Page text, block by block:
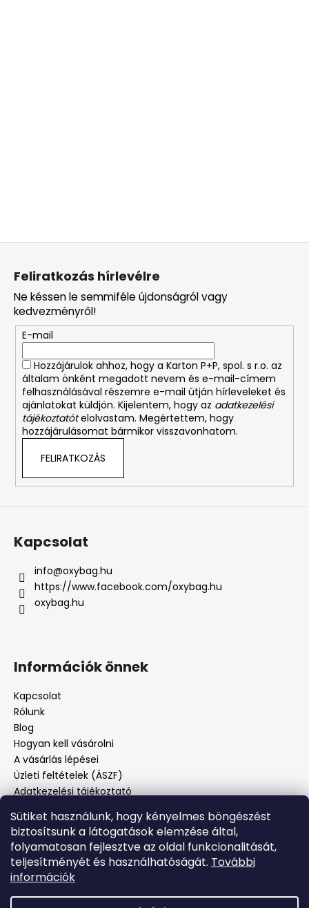
Sütiket használunk, hogy kényelmes böngészést
biztosítsunk a látogatások elemzése által,
folyamatosan fejlesztve az oldal funkcionalitását,
teljesítményét és használhatóságát. További
információk
L
Feliratkozás hírlevélre
Ne késsen le semmiféle újdonságról vagy
kedvezményről!
E-mail
Hozzájárulok ahhoz, hogy a Karton P+P, spol. s r.o. az
általam önként megadott nevem és e-mail-címem
felhasználásával részemre e-mail útján hírleveleket és
ajánlatokat küldjön. Kijelentem, hogy az adatkezelési
tájékoztatótelolvastam. Megértettem, hogy
hozzájárulásomat bármikor visszavonhatom.
FELIRATKOZÁS
Kapcsolat
info@oxybag.hu
https://www.facebook.com/oxybag.hu
oxybag.hu
Információk önnek
Kapcsolat
Rólunk
Blog
Hogyan kell vásárolni
A vásárlás lépései
Üzleti feltételek (ÁSZF)
Adatkezelési tájékoztató
Panaszjelenté
Facebook